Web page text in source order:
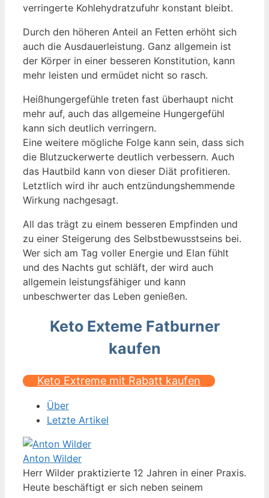
verringerte Kohlehydratzufuhr konstant bleibt.
Durch den höheren Anteil an Fetten erhöht sich
auch die Ausdauerleistung. Ganz allgemein ist
der Körper in einer besseren Konstitution, kann
mehr leisten und ermüdet nicht so rasch.
Heißhungergefühle treten fast überhaupt nicht
mehr auf, auch das allgemeine Hungergefühl
kann sich deutlich verringern.
Eine weitere mögliche Folge kann sein, dass sich
die Blutzuckerwerte deutlich verbessern. Auch
das Hautbild kann von dieser Diät profitieren.
Letztlich wird ihr auch entzündungshemmende
Wirkung nachgesagt.
All das trägt zu einem besseren Empfinden und
zu einer Steigerung des Selbstbewusstseins bei.
Wer sich am Tag voller Energie und Elan fühlt
und des Nachts gut schläft, der wird auch
allgemein leistungsfähiger und kann
unbeschwerter das Leben genießen.
Keto Exteme Fatburner
kaufen
Keto Extreme mit Rabatt kaufen
Über
Letzte Artikel
Anton Wilder
Herr Wilder praktizierte 12 Jahren in einer Praxis.
Heute beschäftigt er sich neben seinem